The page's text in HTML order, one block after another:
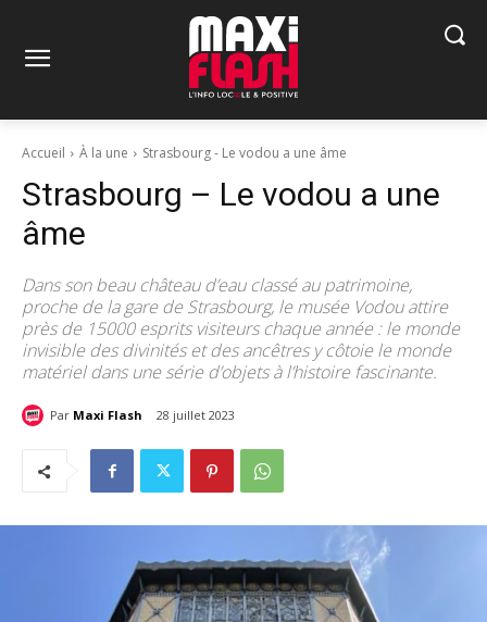
Accueil À la une Strasbourg - Le vodou a une âme
Strasbourg – Le vodou a une
âme
Dans son beau château d’eau classé au patrimoine,
proche de la gare de Strasbourg, le musée Vodou attire
près de 15000 esprits visiteurs chaque année : le monde
invisible des divinités et des ancêtres y côtoie le monde
matériel dans une série d’objets à l’histoire fascinante.
Par Maxi Flash 28 juillet 2023